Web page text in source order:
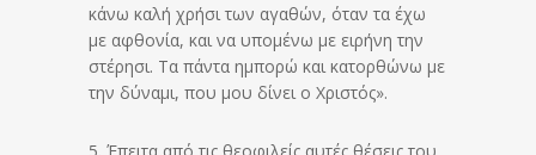
κάνω καλή χρήσι των αγαθών, όταν τα έχω
με αφθονία, και να υπομένω με ειρήνη την
στέρησι. Τα πάντα ημπορώ και κατορθώνω με
την δύναμι, που μου δίνει ο Χριστός».